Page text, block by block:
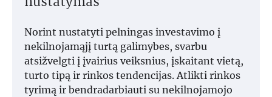
Norint nustatyti pelningas investavimo į
nekilnojamąjį turtą galimybes, svarbu
atsižvelgti į įvairius veiksnius, įskaitant vietą,
turto tipą ir rinkos tendencijas. Atlikti rinkos
tyrimą ir bendradarbiauti su nekilnojamojo